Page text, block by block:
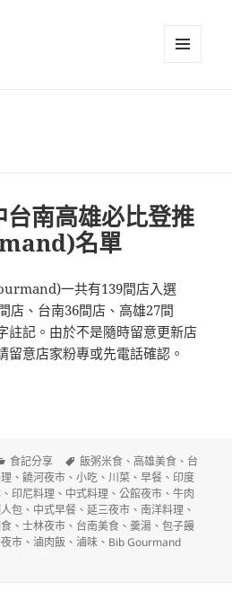
南高雄必比登推
名單
一共有139間店入選
店、台南36間店、高雄27間
註記。由於不是隨時留意更新店
留意店家粉專或先電話確認。
台南高雄必比登推介(Bib Gourmand)
分
類
食記分享
標
籤
飯粥米食 、高雄美食 、 台
、饒河夜市 、小吃 、川菜 、早餐 、 印度
、 印尼料理 、 中式料理 、公館夜市 、牛肉
包 、 中式早餐 、延三夜市 、南洋料理 、
、士林夜市 、 台南美食 、羮湯 、包子饅
市 、滷肉飯 、滷味 、 Bib Gourmand
必比登推介(Bib Gourmand)名單〉